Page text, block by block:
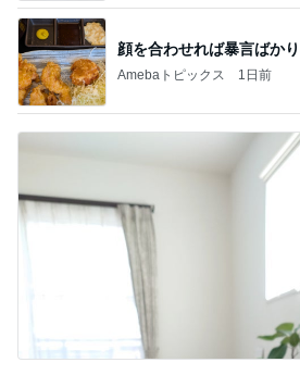
顔を合わせれば暴言ばか
Amebaトピックス 1日前